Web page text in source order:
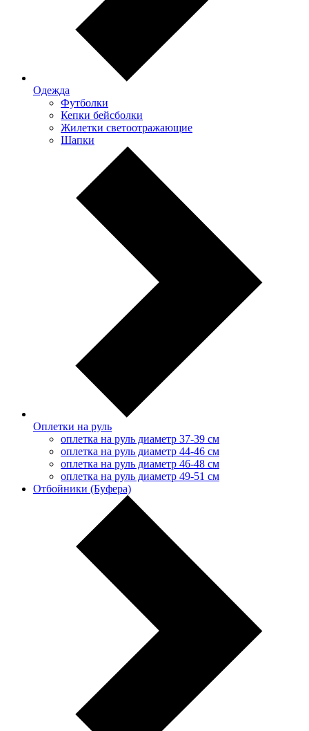
Одежда
Футболки
Кепки бейсболки
Жилетки светоотражающие
Шапки
Оплетки на руль
оплетка на руль диаметр 37-39 см
оплетка на руль диаметр 44-46 см
оплетка на руль диаметр 46-48 см
оплетка на руль диаметр 49-51 см
Отбойники (Буфера)